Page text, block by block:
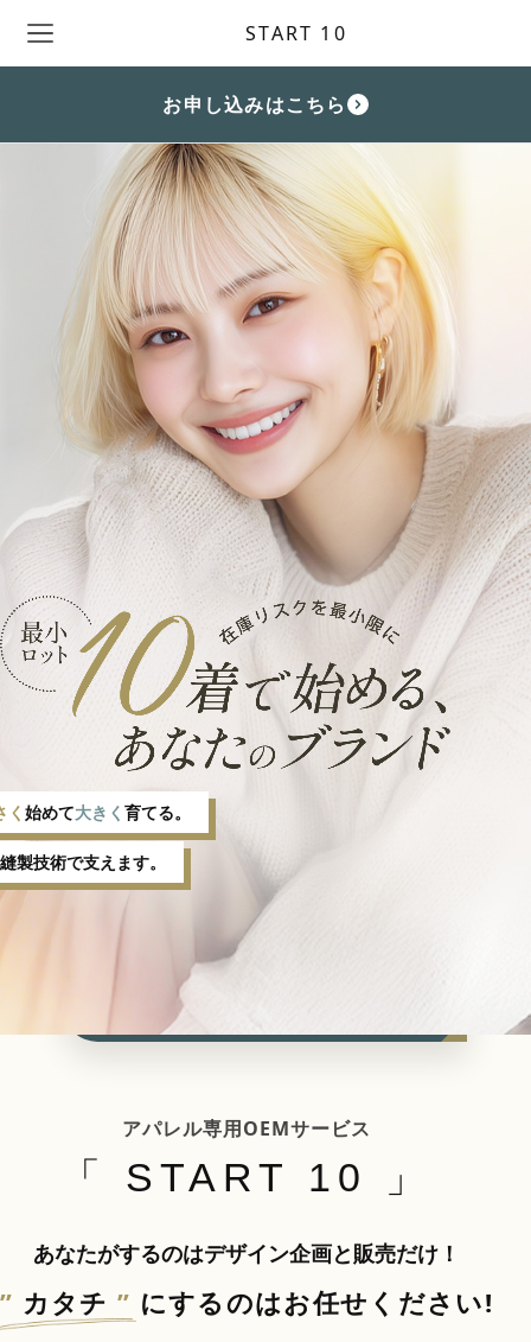
START 10
お申し込みはこちら
く 始めて大きく 育てる。
製技術で支えます。
お申し込みはこちら
アパレル専用OEMサービス
「 START 10 」
あなたがするのはデザイン企画と販売だけ！
” カタチ ” にするのはお任せください!